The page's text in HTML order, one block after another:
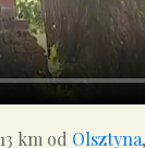
km od Olsztyna